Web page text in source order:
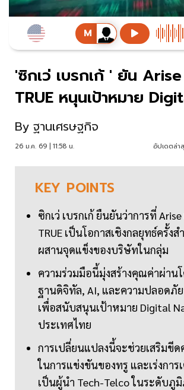
'ซิกเว่ เบรกเก้ ' ยัน
TRUE หนุนเป้าหมาย
By ฐานเศรษฐกิจ
26 ม.ค. 69 | 11:58 น. อัปเดตล่า
KEY POINTS
ซิกเว่ เบรกเก้ ยืนยันว่าการที่
TRUE เป็นโอกาสเชิงกลยุทธ์ครั้ง
ผสานจุดแข็งของบริษัทในกลุ่ม
ความร่วมมือนี้มุ่งสร้างคุณค่าผ่าน
ฐานดิจิทัล, AI, และความปลอดภัย
เพื่อสนับสนุนเป้าหมาย Digital
ประเทศไทย
การเปลี่ยนแปลงนี้จะช่วยเสริมขีด
ในการแข่งขันของทรู และเร่งการ
เป็นผู้นำ Tech-Telco ในระดับภู